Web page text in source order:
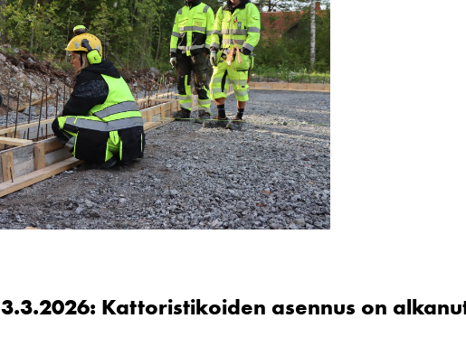
3.3.2026: Kattoristikoiden asennus on